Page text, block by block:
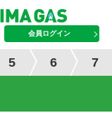
会員ログイン
5 6 7